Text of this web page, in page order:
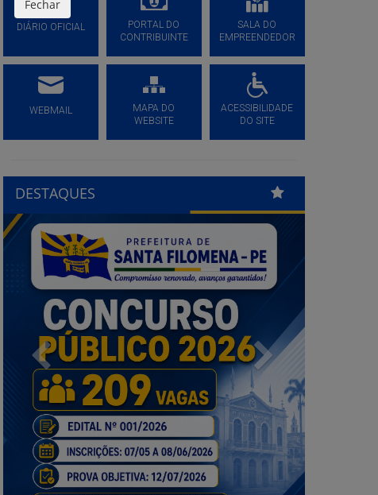
DIÁRIO OFICIAL
PORTAL DO
CONTRIBUINTE
SALA DO
EMPREENDEDOR
WEBMAIL
MAPA DO
WEBSITE
ACESSIBILIDADE
DO SITE
DESTAQUES
Fechar
Previous Next